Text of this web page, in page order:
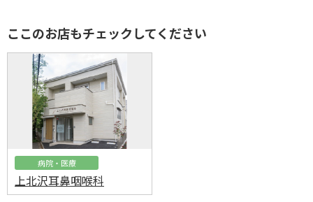
ここのお店もチェックしてください
病院・医療
上北沢耳鼻咽喉科